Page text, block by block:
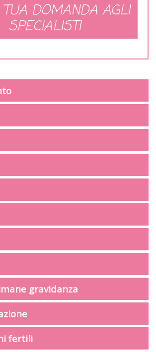
DOMANDA AGLI
SPECIALISTI
gravidanza
fertili